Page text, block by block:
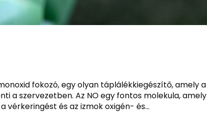
fokozó, egy olyan táplálékkiegészítő, amely a
a szervezetben. Az NO egy fontos molekula, amely
vérkeringést és az izmok oxigén- és...